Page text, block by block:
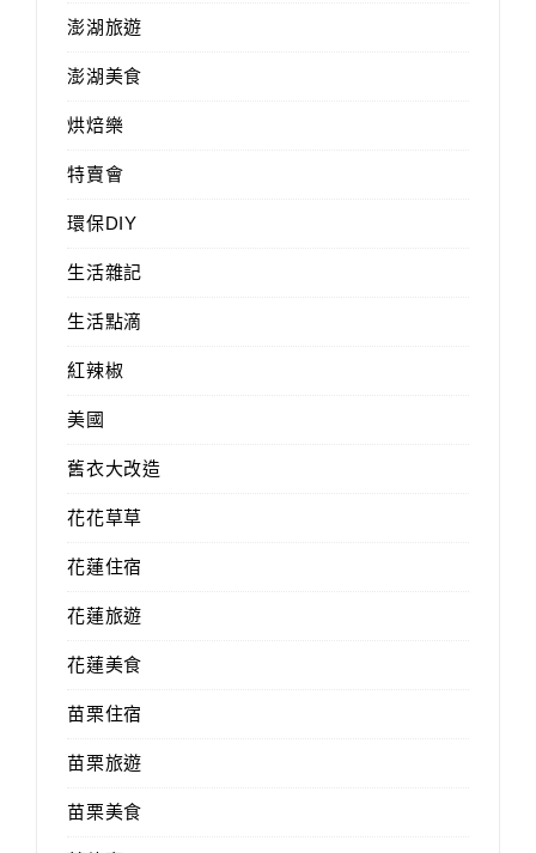
澎湖旅遊
澎湖美食
烘焙樂
特賣會
環保DIY
生活雜記
生活點滴
紅辣椒
美國
舊衣大改造
花花草草
花蓮住宿
花蓮旅遊
花蓮美食
苗栗住宿
苗栗旅遊
苗栗美食